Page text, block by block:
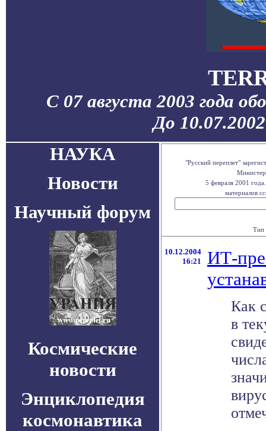
С 07 августа 2003 года
До
НАУКА
Новости
Научный форум
Космические
новости
Энциклопедия
космонавтика
"Русский переплет"
5 февраля 2001
материалов
Тип
10.12.2004
16:21
ИТ-
Как
в